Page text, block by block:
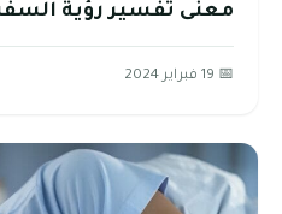
معنى تفسير رؤية
📅 19 فبراير 2024